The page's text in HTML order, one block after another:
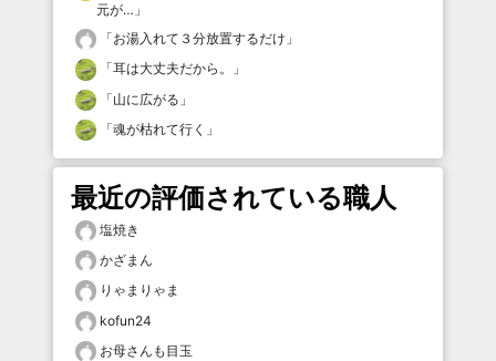
元が… 」
「お湯入れて３分放置するだけ 」
「耳は大丈夫だから。
」
「山に広がる 」
「魂が枯れて行く 」
最近の評価されている職人
塩焼き
かざまん
りゃまりゃま
kofun24
お母さんも目玉